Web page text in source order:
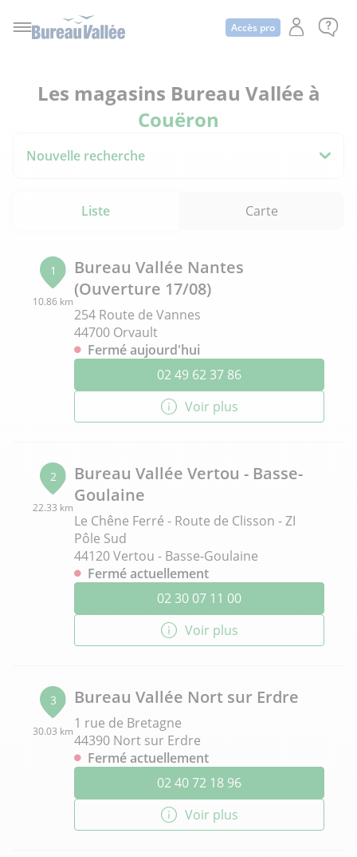
Accès pro
Les magasins Bureau Vallée à
Couëron
Nouvelle recherche
Liste Carte
1
10.86 km
Bureau Vallée Nantes
(Ouverture 17/08)
254 Route de Vannes
44700 Orvault
Fermé aujourd'hui
02 49 62 37 86
Voir plus
2
22.33 km
Bureau Vallée Vertou - Basse-
Goulaine
Le Chêne Ferré - Route de Clisson - ZI
Pôle Sud
44120 Vertou - Basse-Goulaine
Fermé actuellement
02 30 07 11 00
Voir plus
3
30.03 km
Bureau Vallée Nort sur Erdre
1 rue de Bretagne
44390 Nort sur Erdre
Fermé actuellement
02 40 72 18 96
Voir plus